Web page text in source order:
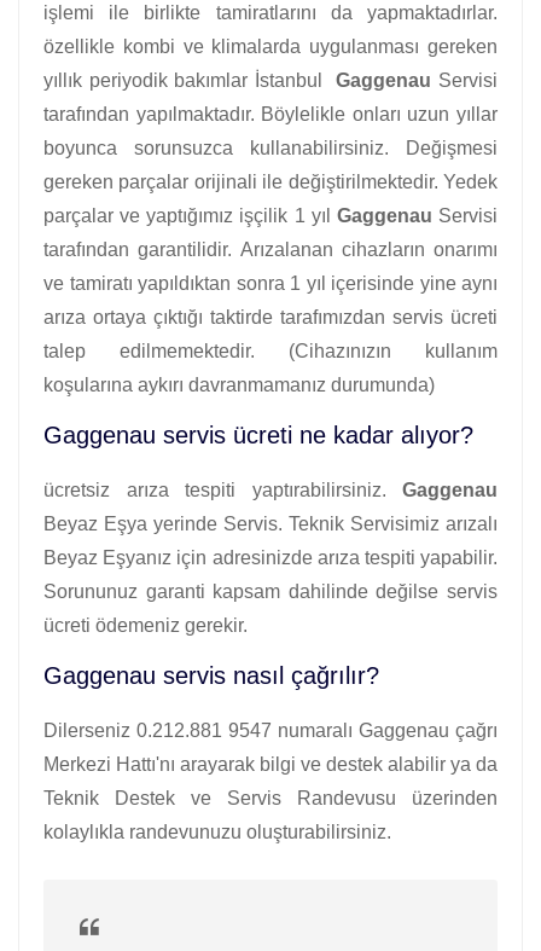
işlemi ile birlikte tamiratlarını da yapmaktadırlar.
özellikle kombi ve klimalarda uygulanması gereken
yıllık periyodik bakımlar İstanbulGaggenau Servisi
tarafından yapılmaktadır. Böylelikle onları uzun yıllar
boyunca sorunsuzca kullanabilirsiniz. Değişmesi
gereken parçalar orijinali ile değiştirilmektedir. Yedek
parçalar ve yaptığımız işçilik 1 yıl Gaggenau Servisi
tarafından garantilidir. Arızalanan cihazların onarımı
ve tamiratı yapıldıktan sonra 1 yıl içerisinde yine aynı
arıza ortaya çıktığı taktirde tarafımızdan servis ücreti
talep edilmemektedir. (Cihazınızın kullanım
koşularına aykırı davranmamanız durumunda)
Gaggenau servis ücreti ne kadar alıyor?
ücretsiz arıza tespiti yaptırabilirsiniz. Gaggenau
Beyaz Eşya yerinde Servis. Teknik Servisimiz arızalı
Beyaz Eşyanız için adresinizde arıza tespiti yapabilir.
Sorununuz garanti kapsam dahilinde değilse servis
ücreti ödemeniz gerekir.
Gaggenau servis nasıl çağrılır?
Dilerseniz 0.212.881 9547 numaralı Gaggenau çağrı
Merkezi Hattı'nı arayarak bilgi ve destek alabilir ya da
Teknik Destek ve Servis Randevusu üzerinden
kolaylıkla randevunuzu oluşturabilirsiniz.